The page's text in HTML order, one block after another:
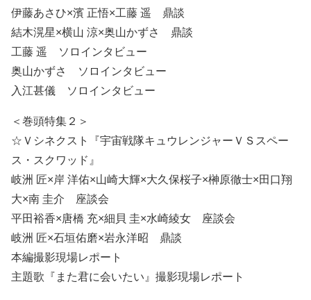
伊藤あさひ×濱 正悟×工藤 遥 鼎談
結木滉星×横山 涼×奥山かずさ 鼎談
工藤 遥 ソロインタビュー
奥山かずさ ソロインタビュー
入江甚儀 ソロインタビュー
＜巻頭特集２＞
☆Ｖシネクスト『宇宙戦隊キュウレンジャーＶＳスペー
ス・スクワッド』
岐洲 匠×岸 洋佑×山崎大輝×大久保桜子×榊原徹士×田口翔
大×南 圭介 座談会
平田裕香×唐橋 充×細貝 圭×水崎綾女 座談会
岐洲 匠×石垣佑磨×岩永洋昭 鼎談
本編撮影現場レポート
主題歌『また君に会いたい』撮影現場レポート